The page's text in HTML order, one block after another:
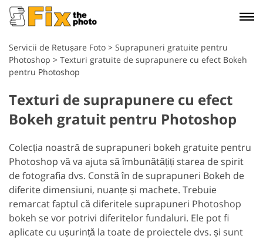
Servicii de Retușare Foto > Suprapuneri gratuite pentru
Photoshop > Texturi gratuite de suprapunere cu efect Bokeh
pentru Photoshop
Texturi de suprapunere cu efect
Bokeh gratuit pentru Photoshop
Colecția noastră de suprapuneri bokeh gratuite pentru
Photoshop vă va ajuta să îmbunătățiți starea de spirit
de fotografia dvs. Constă în de suprapuneri Bokeh de
diferite dimensiuni, nuanțe și machete. Trebuie
remarcat faptul că diferitele suprapuneri Photoshop
bokeh se vor potrivi diferitelor fundaluri. Ele pot fi
aplicate cu ușurință la toate de proiectele dvs. și sunt